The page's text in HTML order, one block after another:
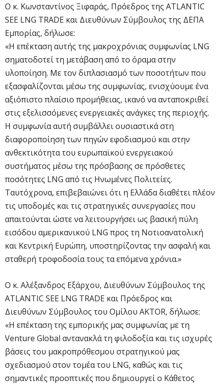
Ο κ. Κωνσταντίνος Ξιφαράς, Πρόεδρος της ATLANTIC
SEE LNG TRADE και Διευθύνων Σύμβουλος της ΔΕΠΑ
Εμπορίας, δήλωσε:
«Η επέκταση αυτής της μακροχρόνιας συμφωνίας LNG
σηματοδοτεί τη μετάβαση από το όραμα στην
υλοποίηση. Με τον διπλασιασμό των ποσοτήτων που
εξασφαλίζονται μέσω της συμφωνίας, ενισχύουμε ένα
αξιόπιστο πλαίσιο προμήθειας, ικανό να ανταποκριθεί
στις εξελισσόμενες ενεργειακές ανάγκες της περιοχής.
Η συμφωνία αυτή συμβάλλει ουσιαστικά στη
διαφοροποίηση των πηγών εφοδιασμού και στην
ανθεκτικότητα του ευρωπαϊκού ενεργειακού
συστήματος μέσω της πρόσβασης σε πρόσθετες
ποσότητες LNG από τις Ηνωμένες Πολιτείες.
Ταυτόχρονα, επιβεβαιώνει ότι η Ελλάδα διαθέτει πλέον
τις υποδομές και τις στρατηγικές συνεργασίες που
απαιτούνται ώστε να λειτουργήσει ως βασική πύλη
εισόδου αμερικανικού LNG προς τη Νοτιοανατολική
και Κεντρική Ευρώπη, υποστηρίζοντας την ασφαλή και
σταθερή τροφοδοσία τους τα επόμενα χρόνια.»
Ο κ. Αλέξανδρος Εξάρχου, Διευθύνων Σύμβουλος της
ATLANTIC SEE LNG TRADE και Πρόεδρος και
Διευθύνων Σύμβουλος του Ομίλου AKTOR, δήλωσε:
«Η επέκταση της εμπορικής μας συμφωνίας με τη
Venture Global αντανακλά τη φιλοδοξία και τις ισχυρές
βάσεις του μακροπρόθεσμου στρατηγικού μας
σχεδιασμού στον τομέα του LNG, καθώς και τις
σημαντικές προοπτικές που δημιουργεί ο Κάθετος